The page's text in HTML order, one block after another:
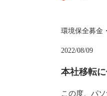
環境保全募金
2022/08/09
本社移転
この度、パ